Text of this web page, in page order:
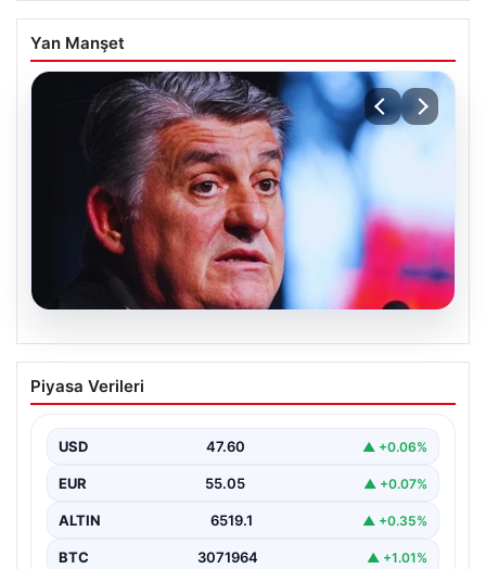
Yan Manşet
05.08.2026
Serdal Adalı’dan Mohamed Salah
iddialarına net tepki: Beşiktaş olarak
Beşiktaş Kulübü Başkanı Serdal Adalı, Mohamed
yer alan…
Piyasa Verileri
USD 47.60 ▲ +0.06%
EUR 55.05 ▲ +0.07%
ALTIN 6519.1 ▲ +0.35%
BTC 3071964 ▲ +1.01%